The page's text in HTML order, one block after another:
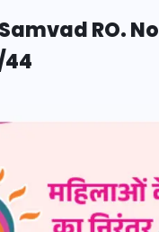
RO. No
44